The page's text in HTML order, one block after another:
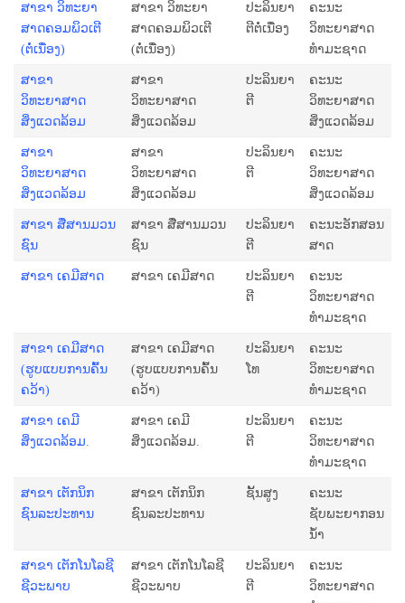
ສາຂາ ວິທະຍາ
ສາດຄອມພິວເຕີ
(ຕໍ່ເນື່ອງ)
ສາຂາ ວິທະຍາ
ສາດຄອມພິວເຕີ
(ຕໍ່ເນື່ອງ)
ປະລິນຍາ
ຕີຕໍ່ເນື່ອງ
ຄະນະ
ວິທະຍາສາດ
ທຳມະຊາດ
ສາຂາ
ວິທະຍາສາດ
ສິ່ງແວດລ້ອມ
ສາຂາ
ວິທະຍາສາດ
ສິ່ງແວດລ້ອມ
ປະລິນຍາ
ຕີ
ຄະນະ
ວິທະຍາສາດ
ສິ່ງແວດລ້ອມ
ສາຂາ
ວິທະຍາສາດ
ສິ່ງແວດລ້ອມ
ສາຂາ
ວິທະຍາສາດ
ສິ່ງແວດລ້ອມ
ປະລິນຍາ
ຕີ
ຄະນະ
ວິທະຍາສາດ
ສິ່ງແວດລ້ອມ
ສາຂາ ສື່ສານມວນ
ຊົນ
ສາຂາ ສື່ສານມວນ
ຊົນ
ປະລິນຍາ
ຕີ
ຄະນະອັກສອນ
ສາດ
ສາຂາ ເຄມີສາດ ສາຂາ ເຄມີສາດ
ປະລິນຍາ
ຕີ
ຄະນະ
ວິທະຍາສາດ
ທຳມະຊາດ
ສາຂາ ເຄມີສາດ
(ຮູບແບບການຄົ້ນ
ຄວ້າ)
ສາຂາ ເຄມີສາດ
(ຮູບແບບການຄົ້ນ
ຄວ້າ)
ປະລິນຍາ
ໂທ
ຄະນະ
ວິທະຍາສາດ
ທຳມະຊາດ
ສາຂາ ເຄມີ
ສິ່ງແວດລ້ອມ.
ສາຂາ ເຄມີ
ສິ່ງແວດລ້ອມ.
ປະລິນຍາ
ຕີ
ຄະນະ
ວິທະຍາສາດ
ທຳມະຊາດ
ສາຂາ ເຕັກນິກ
ຊົນລະປະທານ
ສາຂາ ເຕັກນິກ
ຊົນລະປະທານ
ຊັ້ນສູງ
ຄະນະ
ຊັບພະຍາກອນ
ນໍ້າ
ສາຂາ ເຕັກໂນໂລຊີ
ຊີວະພາບ
ສາຂາ ເຕັກໂນໂລຊີ
ຊີວະພາບ
ປະລິນຍາ
ຕີ
ຄະນະ
ວິທະຍາສາດ